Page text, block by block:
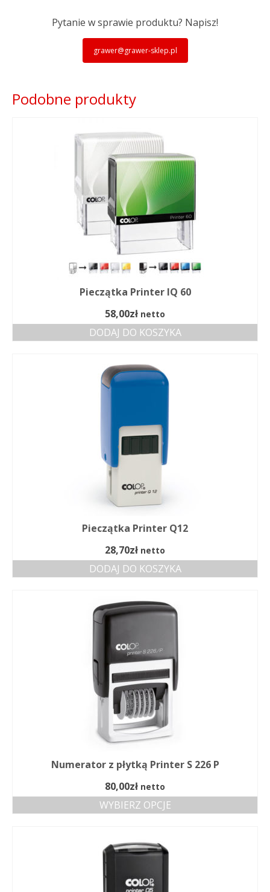
Pytanie w sprawie produktu? Napisz!
grawer@grawer-sklep.pl
Podobne produkty
Pieczątka Printer IQ 60
58,00zł netto
DODAJ DO KOSZYKA
Pieczątka Printer Q12
28,70zł netto
DODAJ DO KOSZYKA
Numerator z płytką Printer S 226 P
80,00zł netto
WYBIERZ OPCJE